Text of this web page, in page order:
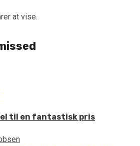
at vise.
til en fantastisk pris